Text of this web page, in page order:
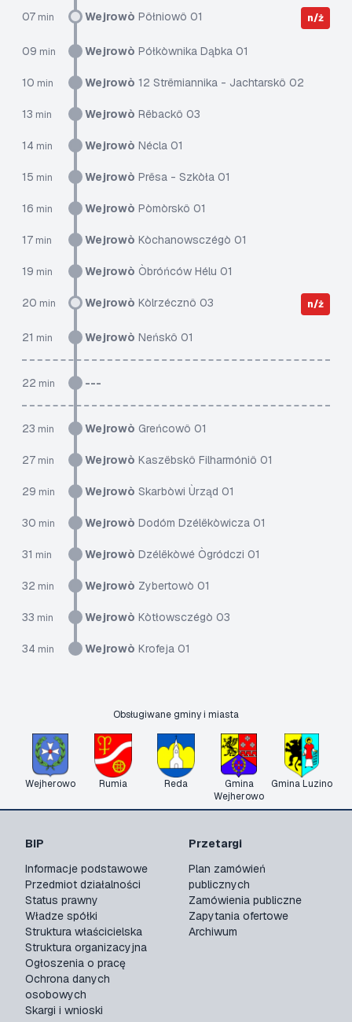
07 min Wejrowò Pôłniowô 01 n/ż
09 min Wejrowò Półkòwnika Dąbka 01
10 min Wejrowò 12 Strëmiannika - Jachtarskô 02
13 min Wejrowò Rëbackô 03
14 min Wejrowò Nécla 01
15 min Wejrowò Prësa - Szkòła 01
16 min Wejrowò Pòmòrskô 01
17 min Wejrowò Kòchanowsczégò 01
19 min Wejrowò Òbróńców Hélu 01
20 min Wejrowò Kòlrzécznô 03 n/ż
21 min Wejrowò Neńskô 01
22 min ---
23 min Wejrowò Greńcowô 01
27 min Wejrowò Kaszëbskô Filharmóniô 01
29 min Wejrowò Skarbòwi Ùrząd 01
30 min Wejrowò Dodóm Dzélëkòwicza 01
31 min Wejrowò Dzélëkòwé Ògródczi 01
32 min Wejrowò Zybertowò 01
33 min Wejrowò Kòtłowsczégò 03
34 min Wejrowò Krofeja 01
Obsługiwane gminy i miasta
Wejherowo Rumia Reda
Gmina
Wejherowo
Gmina Luzino
BIP
Informacje podstawowe
Przedmiot działalności
Status prawny
Władze spółki
Struktura właścicielska
Struktura organizacyjna
Ogłoszenia o pracę
Ochrona danych
osobowych
Skargi i wnioski
Przetargi
Plan zamówień
publicznych
Zamówienia publiczne
Zapytania ofertowe
Archiwum